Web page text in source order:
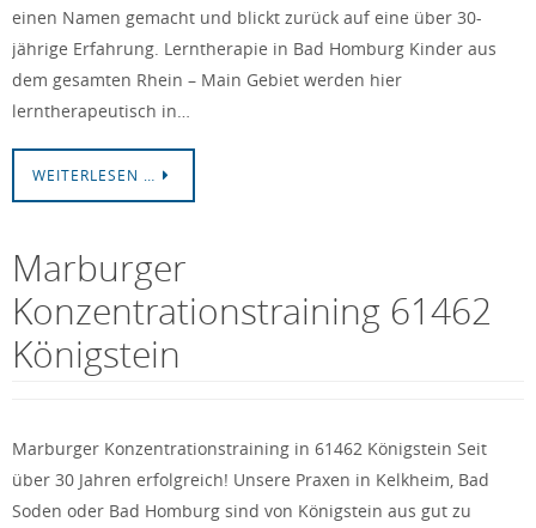
einen Namen gemacht und blickt zurück auf eine über 30-
jährige Erfahrung. Lerntherapie in Bad Homburg Kinder aus
dem gesamten Rhein – Main Gebiet werden hier
lerntherapeutisch in…
WEITERLESEN …
Marburger
Konzentrationstraining 61462
Königstein
Marburger Konzentrationstraining in 61462 Königstein Seit
über 30 Jahren erfolgreich! Unsere Praxen in Kelkheim, Bad
Soden oder Bad Homburg sind von Königstein aus gut zu